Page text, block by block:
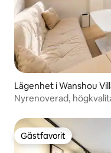
Lägenhet i Wanshou
Nyrenoverad,
för tvätt och torkning /
shoppingområde
Gästfavorit
Gästfavorit